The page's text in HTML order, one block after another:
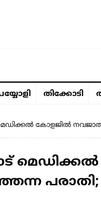
തിക്കോടി
കോളജിൽ
പരാതി;